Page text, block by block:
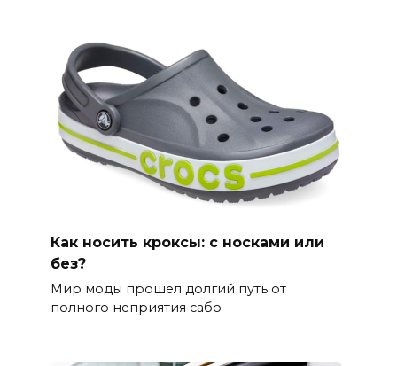
Как носить кроксы: с носками или
без?
Мир моды прошел долгий путь от
полного неприятия сабо